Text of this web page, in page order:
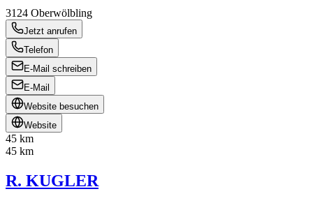
3124 Oberwölbling
Jetzt anrufen
Telefon
E-Mail schreiben
E-Mail
Website besuchen
Website
45 km
45 km
R. KUGLER